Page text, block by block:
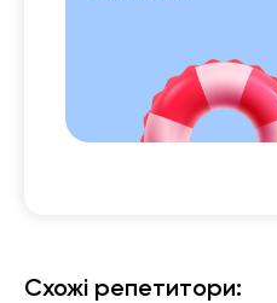
Схожі репетитори: